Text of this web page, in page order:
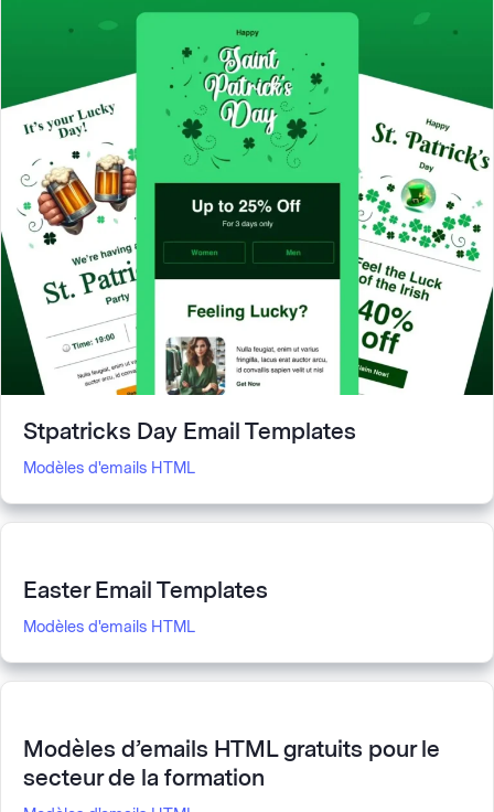
Stpatricks Day Email Templates
Modèles d'emails HTML
Easter Email Templates
Modèles d'emails HTML
Modèles d’emails HTML gratuits pour le
secteur de la formation